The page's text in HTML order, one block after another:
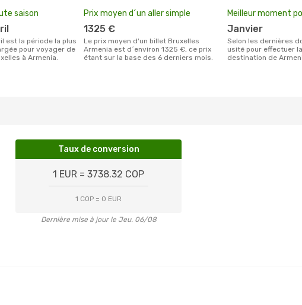
saison
pour voyager de
à Armenia.
Prix moyen d´un aller simple
1325 €
Le prix moyen d'un billet Bruxelles
Armenia est d´environ 1325 €, ce prix
étant sur la base des 6 derniers mois.
Meilleur moment
janvier
Selon les dernières données, janvier est le moment le plus
usité pour effectuer
destination de
Taux de conversion
1 EUR = 3738.32 COP
1 COP = 0 EUR
Dernière mise à jour le Jeu. 06/08